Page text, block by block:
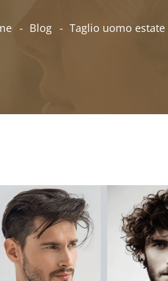
Blog Taglio uomo